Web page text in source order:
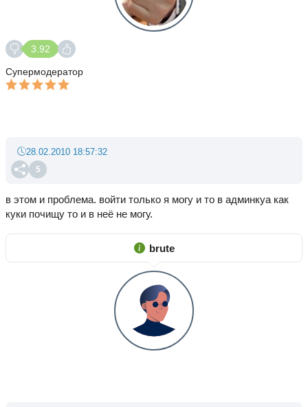
3.92
Супермодератор
5
28.02.2010 18:57:32
в этом и проблема. войти только я могу и то в админкуа как
куки почищу то и в неё не могу.
brute